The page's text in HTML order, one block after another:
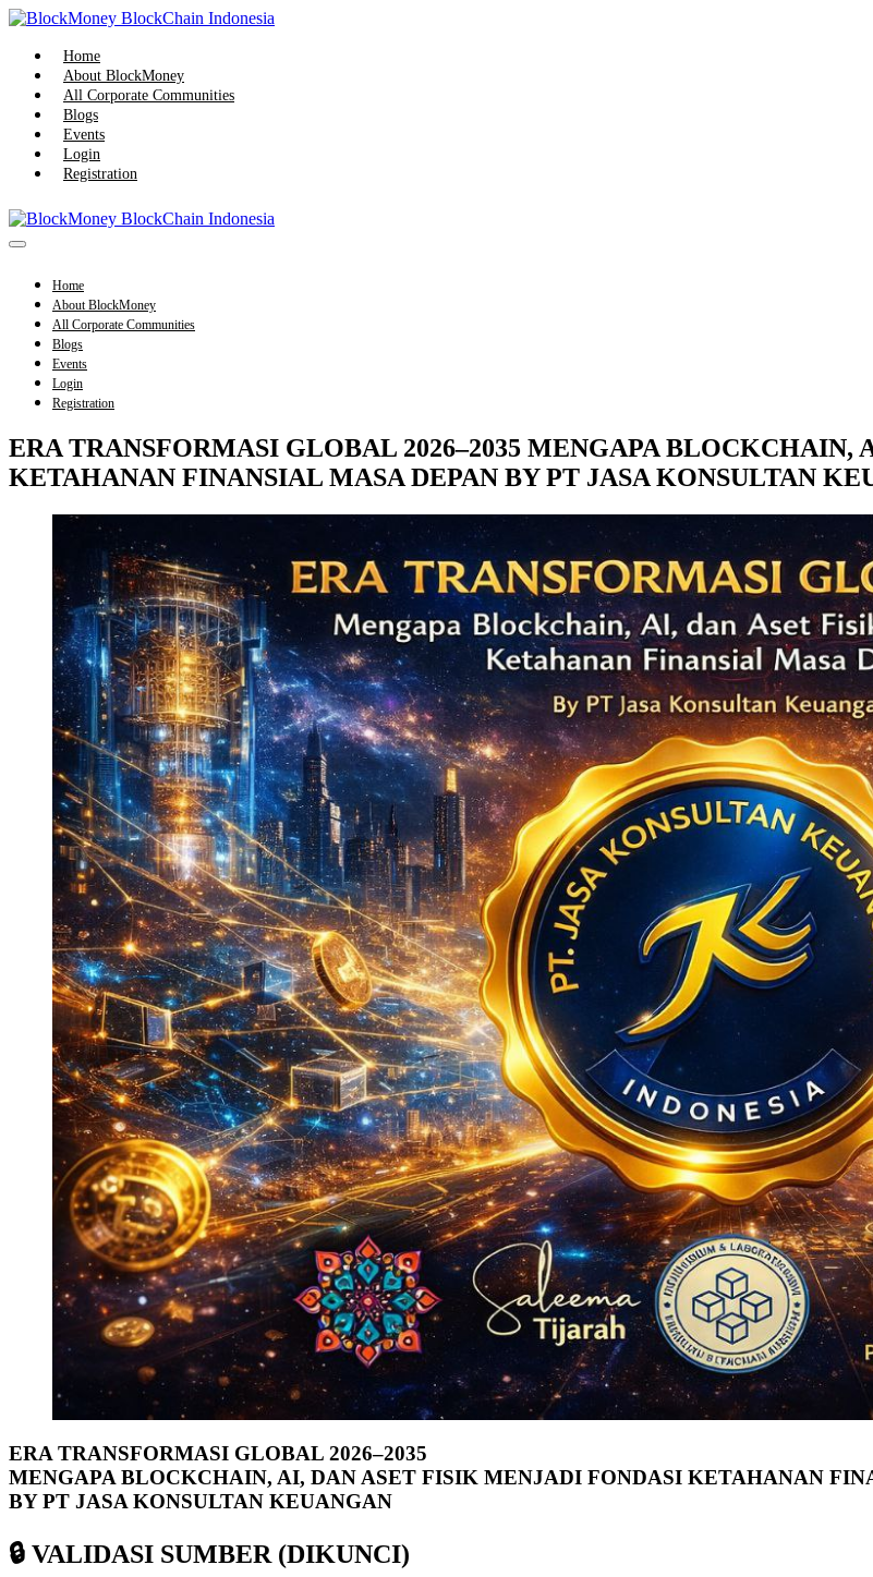
Skip
content
Home
About BlockMoney
All Corporate Communities
Blogs
Events
Login
Registration
Menu
Home
About BlockMoney
All Corporate Communities
Blogs
Events
Login
Registration
ERA TRANSFORMASI GLOBAL 2026–2035 MENGAPA
KETAHANAN FINANSIAL MASA DEPAN BY PT JASA KONSULTAN
ERA TRANSFORMASI GLOBAL 2026–2035
MENGAPA BLOCKCHAIN, AI, DAN ASET FISIK MENJADI FONDASI KETAHANAN
BY PT JASA KONSULTAN KEUANGAN
🔒 VALIDASI SUMBER (DIKUNCI)